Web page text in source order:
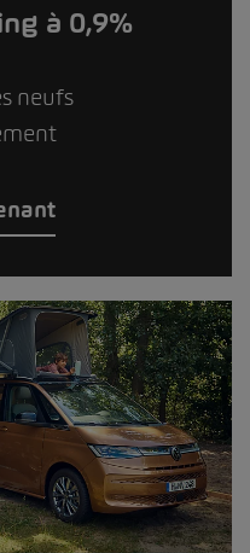
à 0,9%
neufs